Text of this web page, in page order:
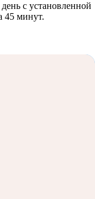
с установленной
45 минут.